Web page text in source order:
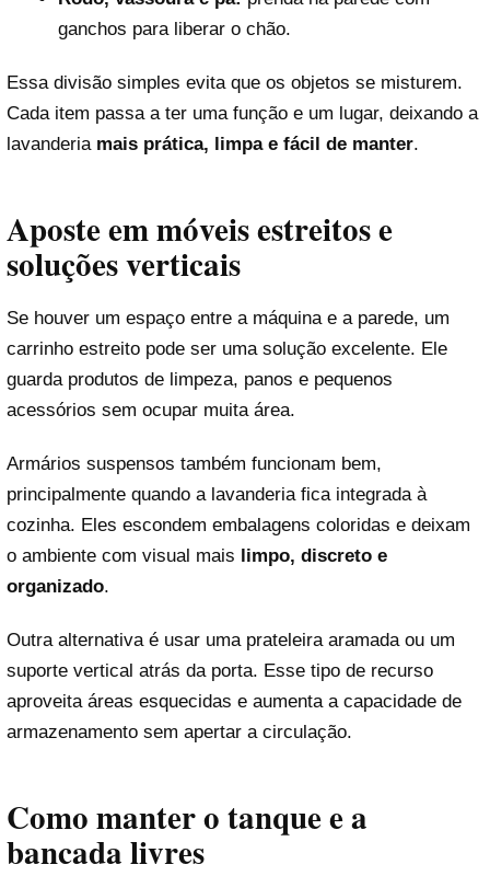
ganchos para liberar o chão.
Essa divisão simples evita que os objetos se misturem.
Cada item passa a ter uma função e um lugar, deixando a
lavanderia mais prática, limpa e fácil de manter.
Aposte em móveis estreitos e
soluções verticais
Se houver um espaço entre a máquina e a parede, um
carrinho estreito pode ser uma solução excelente. Ele
guarda produtos de limpeza, panos e pequenos
acessórios sem ocupar muita área.
Armários suspensos também funcionam bem,
principalmente quando a lavanderia fica integrada à
cozinha. Eles escondem embalagens coloridas e deixam
o ambiente com visual mais
limpo, discreto e
organizado.
Outra alternativa é usar uma prateleira aramada ou um
suporte vertical atrás da porta. Esse tipo de recurso
aproveita áreas esquecidas e aumenta a capacidade de
armazenamento sem apertar a circulação.
Como manter o tanque e a
bancada livres